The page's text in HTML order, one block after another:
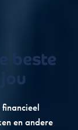
beste
en andere